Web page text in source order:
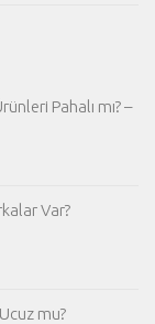
Pahalı mı? –
Var?
mu?